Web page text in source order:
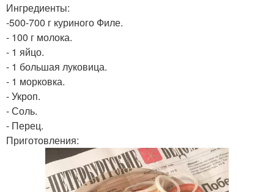
Ингредиенты:
-500-700 г куриного Филе.
- 100 г молока.
- 1 яйцо.
- 1 большая луковица.
- 1 морковка.
- Укроп.
- Соль.
- Перец.
Приготовления: